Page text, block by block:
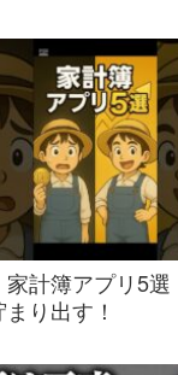
家計簿アプリ5
り出す！